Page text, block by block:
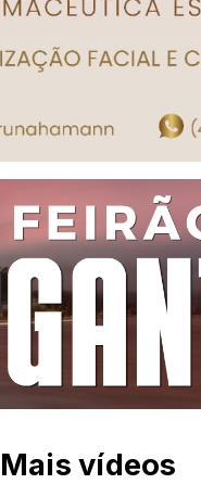
Mais vídeos